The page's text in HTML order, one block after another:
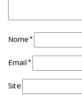
Nome*
Email*
Site